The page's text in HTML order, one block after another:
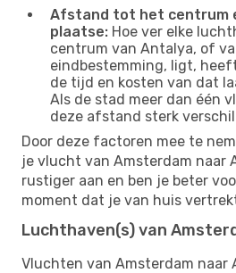
Afstand tot het centrum
plaatse: Hoe ver elke
centrum van Antalya, of
eindbestemming, ligt,
de tijd en kosten van dat
Als de stad meer dan één
deze afstand sterk
Door deze factoren mee te
je vlucht van Amsterdam naar
rustiger aan en ben je beter
moment dat je van huis
Luchthaven(s) van
Vluchten van Amsterdam naar